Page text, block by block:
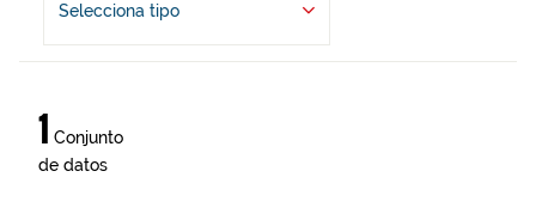
Selecciona tipo
1 Conjunto
de datos